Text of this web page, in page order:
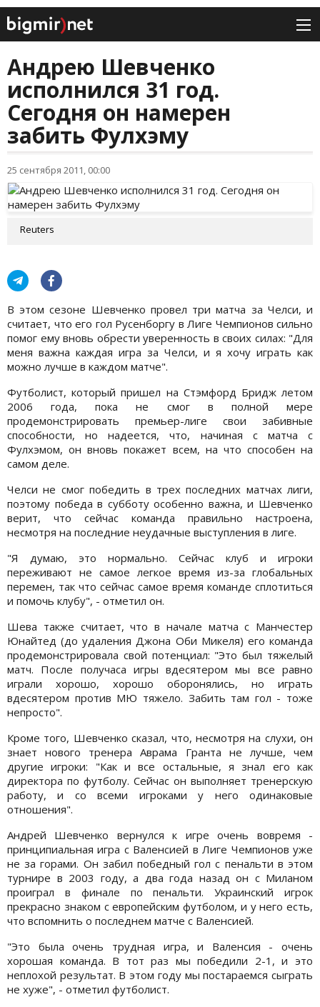
Андрею Шевченко
исполнился 31 год.
Сегодня он намерен
забить Фулхэму
25 сентября 2011, 00:00
Reuters
В этом сезоне Шевченко провел три матча за Челси, и
считает, что его гол Русенборгу в Лиге Чемпионов сильно
помог ему вновь обрести уверенность в своих силах: "Для
меня важна каждая игра за Челси, и я хочу играть как
можно лучше в каждом матче".
Футболист, который пришел на Стэмфорд Бридж летом
2006 года, пока не смог в полной мере
продемонстрировать премьер-лиге свои забивные
способности, но надеется, что, начиная с матча с
Фулхэмом, он вновь покажет всем, на что способен на
самом деле.
Челси не смог победить в трех последних матчах лиги,
поэтому победа в субботу особенно важна, и Шевченко
верит, что сейчас команда правильно настроена,
несмотря на последние неудачные выступления в лиге.
"Я думаю, это нормально. Сейчас клуб и игроки
переживают не самое легкое время из-за глобальных
перемен, так что сейчас самое время команде сплотиться
и помочь клубу", - отметил он.
Шева также считает, что в начале матча с Манчестер
Юнайтед (до удаления Джона Оби Микеля) его команда
продемонстрировала свой потенциал: "Это был тяжелый
матч. После получаса игры вдесятером мы все равно
играли хорошо, хорошо оборонялись, но играть
вдесятером против МЮ тяжело. Забить там гол - тоже
непросто".
Кроме того, Шевченко сказал, что, несмотря на слухи, он
знает нового тренера Аврама Гранта не лучше, чем
другие игроки: "Как и все остальные, я знал его как
директора по футболу. Сейчас он выполняет тренерскую
работу, и со всеми игроками у него одинаковые
отношения".
Андрей Шевченко вернулся к игре очень вовремя -
принципиальная игра с Валенсией в Лиге Чемпионов уже
не за горами. Он забил победный гол с пенальти в этом
турнире в 2003 году, а два года назад он с Миланом
проиграл в финале по пенальти. Украинский игрок
прекрасно знаком с европейским футболом, и у него есть,
что вспомнить о последнем матче с Валенсией.
"Это была очень трудная игра, и Валенсия - очень
хорошая команда. В тот раз мы победили 2-1, и это
неплохой результат. В этом году мы постараемся сыграть
не хуже", - отметил футболист.